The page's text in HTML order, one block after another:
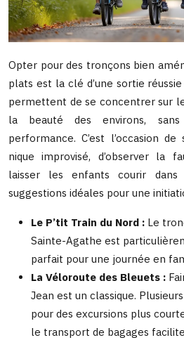
Opter pour des tronçons bien
plats est la clé d’une sortie
permettent de se concentrer sur
la beauté des environs,
performance. C’est l’occasion
nique improvisé, d’observer la
laisser les enfants courir dans
suggestions idéales pour une
Le P’tit Train du Nord : Le
Sainte-Agathe est
parfait pour une journée en
La Véloroute des Bleuets :
Jean est un classique.
pour des excursions plus
le transport de bagages